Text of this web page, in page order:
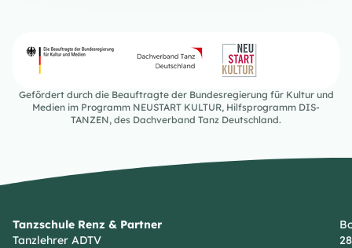
Gefördert durch die Beauftragte der Bundesregierung für Kultur und
Medien im Programm NEUSTART KULTUR, Hilfsprogramm DIS-
TANZEN, des Dachverband Tanz Deutschland.
Tanzschule Renz & Partner
Tanzlehrer ADTV